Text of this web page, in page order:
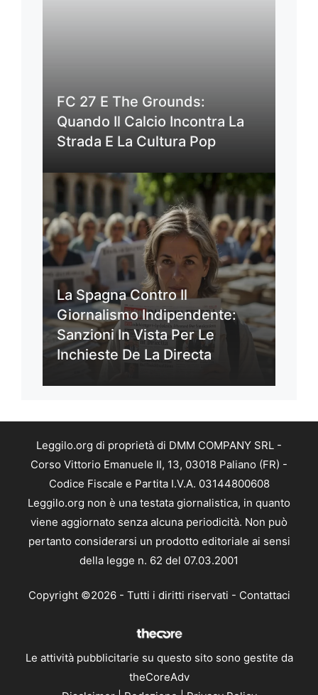
FC 27 E The Grounds:
Quando Il Calcio Incontra La
Strada E La Cultura Pop
La Spagna Contro Il
Giornalismo Indipendente:
Sanzioni In Vista Per Le
Inchieste De La Directa
Leggilo.org di proprietà di DMM COMPANY SRL -
Corso Vittorio Emanuele II, 13, 03018 Paliano (FR) -
Codice Fiscale e Partita I.V.A. 03144800608
Leggilo.org non è una testata giornalistica, in quanto
viene aggiornato senza alcuna periodicità. Non può
pertanto considerarsi un prodotto editoriale ai sensi
della legge n. 62 del 07.03.2001
Copyright ©2026 - Tutti i diritti riservati - Contattaci
Le attività pubblicitarie su questo sito sono gestite da
theCoreAdv